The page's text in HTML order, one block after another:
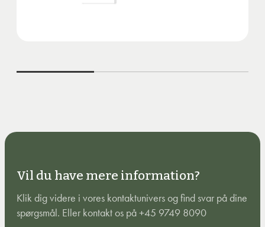
Vil du have mere information?
Klik dig videre i vores kontaktunivers og find svar på dine
spørgsmål. Eller kontakt os på +45 9749 8090